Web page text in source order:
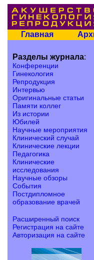
Главная
Разделы журнала:
Конференции
Гинекология
Репродукция
Интервью
Оригинальные статьи
Памяти коллег
Из истории
Юбилей
Научные мероприятия
Клинический случай
Клинические лекции
Педагогика
Клинические
исследования
Научные обзоры
События
Постдипломное
образование врачей
Расширенный поиск
Регистрация на сайте
Авторизация на сайте